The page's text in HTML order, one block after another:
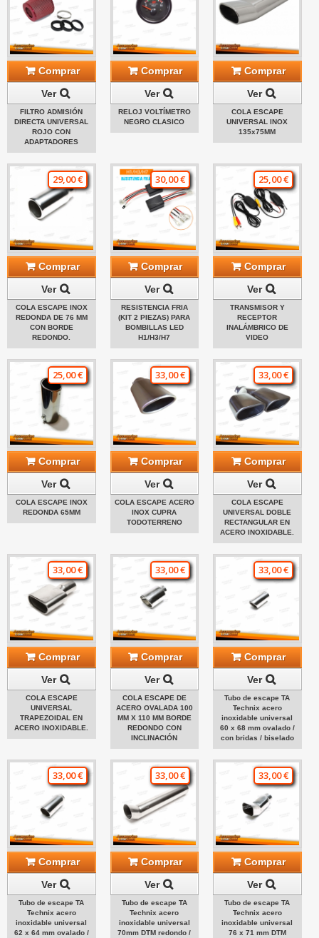
Comprar
Ver
FILTRO ADMISIÓN
DIRECTA UNIVERSAL
ROJO CON
ADAPTADORES
Comprar
Ver
RELOJ VOLTÍMETRO
NEGRO CLASICO
Comprar
Ver
COLA ESCAPE
UNIVERSAL INOX
135x75MM
29,00 €
Comprar
Ver
COLA ESCAPE INOX
REDONDA DE 76 MM
CON BORDE
REDONDO.
30,00 €
Comprar
Ver
RESISTENCIA FRIA
(KIT 2 PIEZAS) PARA
BOMBILLAS LED
H1/H3/H7
25,00 €
Comprar
Ver
TRANSMISOR Y
RECEPTOR
INALÁMBRICO DE
VIDEO
25,00 €
Comprar
Ver
COLA ESCAPE INOX
REDONDA 65MM
33,00 €
Comprar
Ver
COLA ESCAPE ACERO
INOX CUPRA
TODOTERRENO
33,00 €
Comprar
Ver
COLA ESCAPE
UNIVERSAL DOBLE
RECTANGULAR EN
ACERO INOXIDABLE.
33,00 €
Comprar
Ver
COLA ESCAPE
UNIVERSAL
TRAPEZOIDAL EN
ACERO INOXIDABLE.
33,00 €
Comprar
Ver
COLA ESCAPE DE
ACERO OVALADA 100
MM X 110 MM BORDE
REDONDO CON
INCLINACIÓN
33,00 €
Comprar
Ver
Tubo de escape TA
Technix acero
inoxidable universal
60 x 68 mm ovalado /
con bridas / biselado
33,00 €
Comprar
Ver
Tubo de escape TA
Technix acero
inoxidable universal
62 x 64 mm ovalado /
33,00 €
Comprar
Ver
Tubo de escape TA
Technix acero
inoxidable universal
70mm DTM redondo /
33,00 €
Comprar
Ver
Tubo de escape TA
Technix acero
inoxidable universal
76 x 71 mm DTM